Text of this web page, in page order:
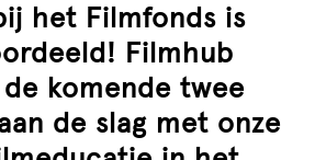
het Filmfonds is
Filmhub
komende twee
de slag met onze